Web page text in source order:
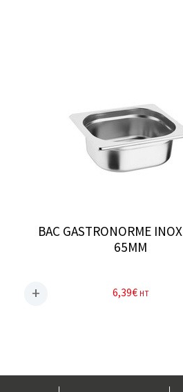
BAC GASTRONORME
65MM
6,39€ HT